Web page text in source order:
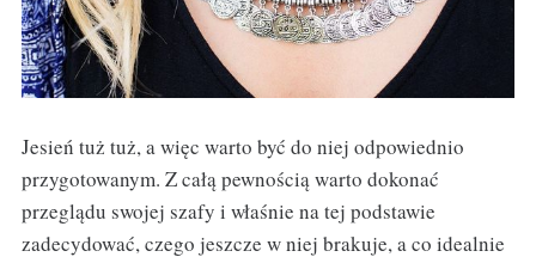
Jesień tuż tuż, a więc warto być do niej odpowiednio
przygotowanym. Z całą pewnością warto dokonać
przeglądu swojej szafy i właśnie na tej podstawie
zadecydować, czego jeszcze w niej brakuje, a co idealnie